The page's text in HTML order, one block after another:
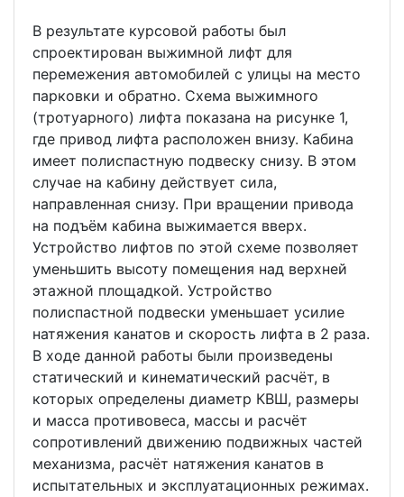
В результате курсовой работы был
спроектирован выжимной лифт для
перемежения автомобилей с улицы на место
парковки и обратно. Схема выжимного
(тротуарного) лифта показана на рисунке 1,
где привод лифта расположен внизу. Кабина
имеет полиспастную подвеску снизу. В этом
случае на кабину действует сила,
направленная снизу. При вращении привода
на подъём кабина выжимается вверх.
Устройство лифтов по этой схеме позволяет
уменьшить высоту помещения над верхней
этажной площадкой. Устройство
полиспастной подвески уменьшает усилие
натяжения канатов и скорость лифта в 2 раза.
В ходе данной работы были произведены
статический и кинематический расчёт, в
которых определены диаметр КВШ, размеры
и масса противовеса, массы и расчёт
сопротивлений движению подвижных частей
механизма, расчёт натяжения канатов в
испытательных и эксплуатационных режимах.